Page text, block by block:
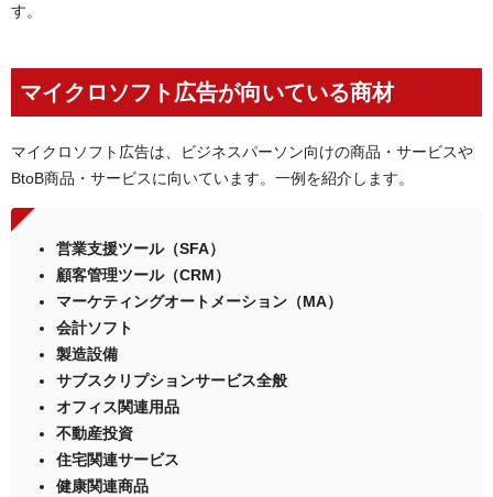
す。
マイクロソフト広告が向いている商材
マイクロソフト広告は、ビジネスパーソン向けの商品・サービスや
BtoB商品・サービスに向いています。一例を紹介します。
営業支援ツール（SFA）
顧客管理ツール（CRM）
マーケティングオートメーション（MA）
会計ソフト
製造設備
サブスクリプションサービス全般
オフィス関連用品
不動産投資
住宅関連サービス
健康関連商品